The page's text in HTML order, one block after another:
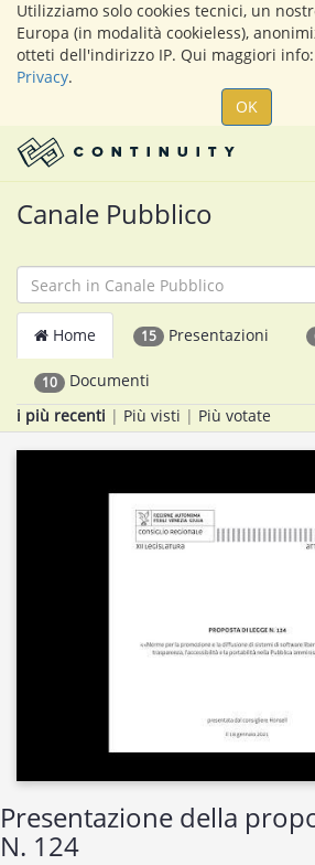
Utilizziamo solo cookies tecnici, un
Europa (in modalità cookieless),
otteti dell'indirizzo IP. Qui maggiori info:
Privacy.
OK
Canale Pubblico
Home 15 Presentazioni
10
Documenti
i più recenti | Più visti | Più votate
Presentazione della
N. 124